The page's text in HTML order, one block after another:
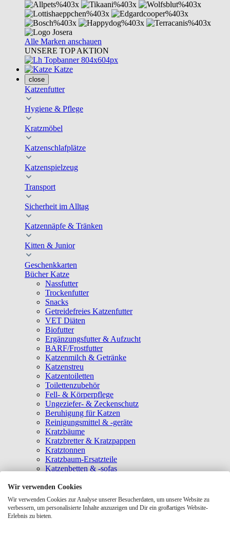
Alle Marken anschauen
UNSERE TOP AKTION
Katze
close
Katzenfutter
Hygiene & Pflege
Kratzmöbel
Katzenschlafplätze
Katzenspielzeug
Transport
Sicherheit im Alltag
Katzennäpfe & Tränken
Kitten & Junior
Geschenkkarten
Bücher Katze
Nassfutter
Trockenfutter
Snacks
Getreidefreies Katzenfutter
VET Diäten
Biofutter
Ergänzungsfutter & Aufzucht
BARF/Frostfutter
Katzenmilch & Getränke
Katzenstreu
Katzentoiletten
Toilettenzubehör
Fell- & Körperpflege
Ungeziefer- & Zeckenschutz
Beruhigung für Katzen
Reinigungsmittel & -geräte
Kratzbäume
Kratzbretter & Kratzpappen
Kratztonnen
Kratzbaum-Ersatzteile
Katzenbetten & -sofas
Katzenhäuser
Hängematten & Fensterliegeplätze
Katzendecken & -matten
Baldrian- & Catnipspielzeug
Wir verwenden Cookies
Wir verwenden Cookies zur Analyse unserer Besucherdaten, um unsere Website zu
verbessern, um personalisierte Inhalte anzuzeigen und Dir ein großartiges Website-
Erlebnis zu bieten.